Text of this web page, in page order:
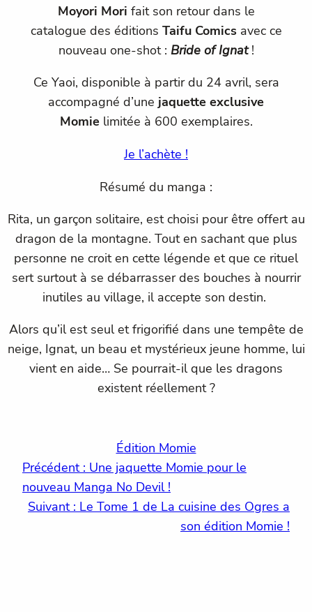
Moyori Mori fait son retour dans le
catalogue des éditions Taifu Comicsavec ce
nouveau one-shot : Bride of Ignat!
Ce Yaoi, disponible à partir du 24 avril, sera
accompagné d’une jaquette exclusive
Momielimitée à 600 exemplaires.
Je l’achète !
Résumé du manga :
Rita, un garçon solitaire, est choisi pour être offert au
dragon de la montagne. Tout en sachant que plus
personne ne croit en cette légende et que ce rituel
sert surtout à se débarrasser des bouches à nourrir
inutiles au village, il accepte son destin.
Alors qu’il est seul et frigorifié dans une tempête de
neige, Ignat, un beau et mystérieux jeune homme, lui
vient en aide… Se pourrait-il que les dragons
existent réellement ?
Édition Momie
Précédent : Une jaquette Momie pour le
nouveau Manga No Devil !
Suivant : Le Tome 1 de La cuisine des Ogres a
son édition Momie !